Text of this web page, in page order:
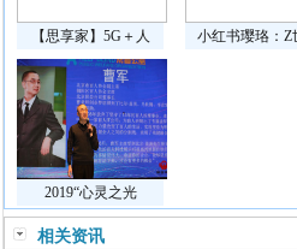
【思享家】5G＋人 小红书璎珞：Z
2019“心灵之光
相关资讯